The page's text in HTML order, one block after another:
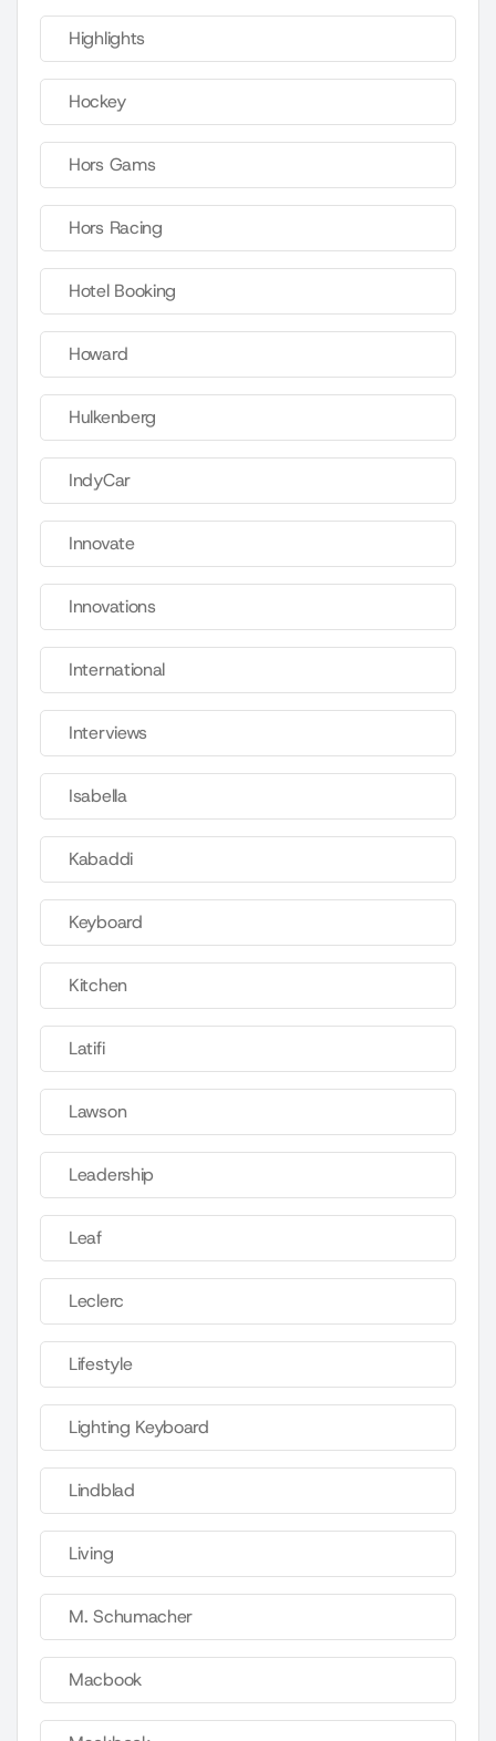
Highlights
Hockey
Hors Gams
Hors Racing
Hotel Booking
Howard
Hulkenberg
IndyCar
Innovate
Innovations
International
Interviews
Isabella
Kabaddi
Keyboard
Kitchen
Latifi
Lawson
Leadership
Leaf
Leclerc
Lifestyle
Lighting Keyboard
Lindblad
Living
M. Schumacher
Macbook